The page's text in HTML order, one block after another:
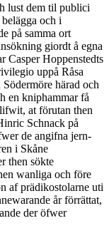
lust dem til publici
och i
på samma ort
giordt å egna
Casper Hoppenstedts
uppå Råsa
härad och
en kniphammar få
at förutan then
Schnack på
de angifna jern-
i Skåne
then sökte
wanliga och före
af prädikostolarne uti
år förrättat,
der öfwer